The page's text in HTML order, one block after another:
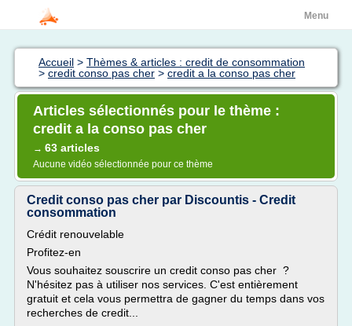
Menu
Accueil > Thèmes & articles : credit de consommation
> credit conso pas cher > credit a la conso pas cher
Articles sélectionnés pour le thème :
credit a la conso pas cher
→ 63 articles
Aucune vidéo sélectionnée pour ce thème
Credit conso pas cher par Discountis - Credit
consommation
Crédit renouvelable
Profitez-en
Vous souhaitez souscrire un credit conso pas cher ?
N'hésitez pas à utiliser nos services. C'est entièrement
gratuit et cela vous permettra de gagner du temps dans vos
recherches de credit...